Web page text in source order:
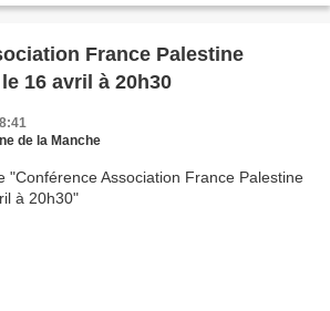
France Palestine
16 avril à 20h30
de la Manche